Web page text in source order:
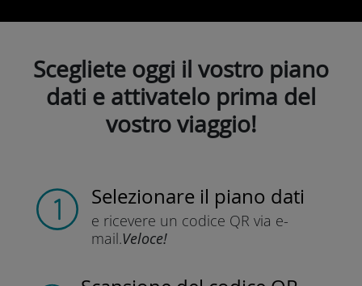
Scegliete oggi il vostro piano
dati e attivatelo prima del
vostro viaggio!
Selezionare il piano dati
e ricevere un codice QR via e-
mail.Veloce!